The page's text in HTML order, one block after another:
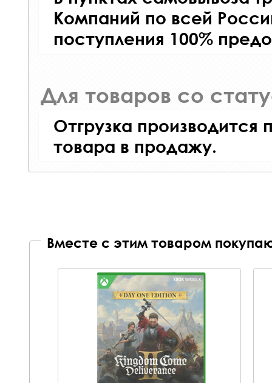
Компаний по всей
поступления 100%
Для товаров со
Отгрузка производится
товара в продажу.
Вместе с этим товаром